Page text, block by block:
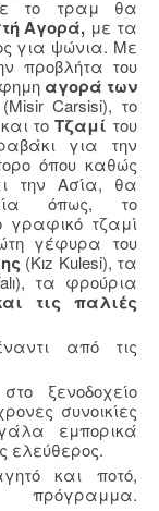
το τραμ θα
Αγορά, με τα
για ψώνια. Με
προβλήτα του
αγορά των
(Misir Carsisi), το
και το Τζαμί του
για την
όπου καθώς
την Ασία, θα
όπως, το
γραφικό τζαμί
γέφυρα του
(Kız Kulesi), τα
τα φρούρια
τις παλιές
από τις
ξενοδοχείο
συνοικίες
εμπορικά
ελεύθερος.
και ποτό,
πρόγραμμα.